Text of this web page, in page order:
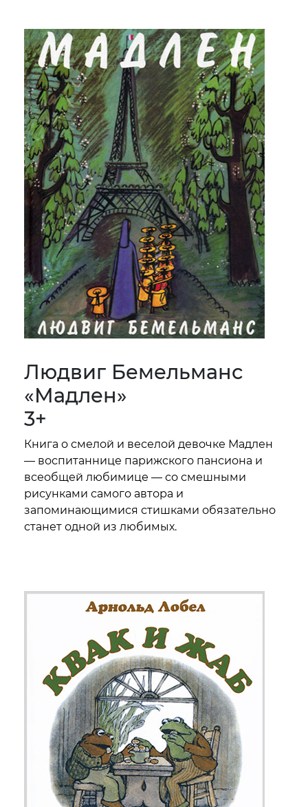
Людвиг Бемельманс
«Мадлен»
3+
Книга о смелой и веселой девочке Мадлен
— воспитаннице парижского пансиона и
всеобщей любимице — со смешными
рисунками самого автора и
запоминающимися стишками обязательно
станет одной из любимых.